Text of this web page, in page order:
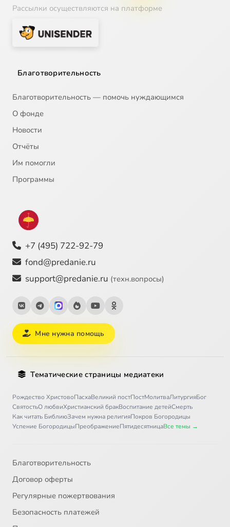
Рассылки осуществляются на платформе
Благотворительность
Благотворительность — помочь нуждающимся
О фонде
Новости
Отчёты
Им помогли
Программы
+7 (495) 722-92-79
fond@predanie.ru
support@predanie.ru (техн.вопросы)
Мне нужна помощь
Тематические страницы медиатеки
Рождество ХристовоПасхаВеликий постПостМолитваЛитургияБог
СвятостьО любвиХристианский бракВоспитание детейСмерть
Как читать БиблиюЗачем нужна религияПокров Богородицы
Успение БогородицыПреображениеПятидесятницаВсе темы →
Благотворительность
Договор оферты
Регулярные пожертвования
Безопасность платежей